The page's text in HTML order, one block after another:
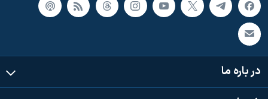
در باره ما